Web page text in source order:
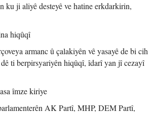
ku ji aliyê desteyê ve hatine erkdarkirin,
hiqûqî
armanc û çalakiyên vê yasayê de bi cih
ti berpirsyariyên hiqûqî, îdarî yan jî cezayî
îmze kiriye
AK Partî, MHP, DEM Partî,